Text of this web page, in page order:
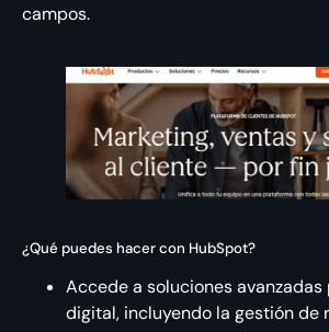
campos.
¿Qué puedes hacer con HubSpot?
Accede a soluciones
digital, incluyendo la gestión de